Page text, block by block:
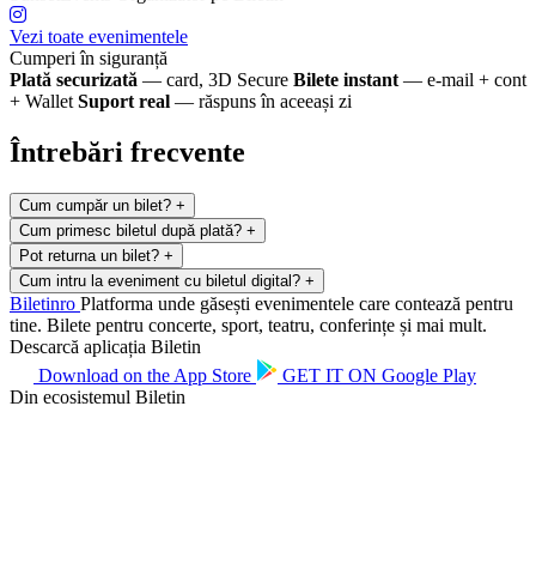
Vezi toate evenimentele
Cumperi în siguranță
Plată securizată — card, 3D Secure Bilete instant — e-mail + cont
+ Wallet Suport real — răspuns în aceeași zi
Întrebări frecvente
Cum cumpăr un bilet? +
Cum primesc biletul după plată? +
Pot returna un bilet? +
Cum intru la eveniment cu biletul digital? +
Biletinro Platforma unde găsești evenimentele care contează pentru
tine. Bilete pentru concerte, sport, teatru, conferințe și mai mult.
Descarcă aplicația Biletin
Download on the App Store GET IT ON Google Play
Din ecosistemul Biletin